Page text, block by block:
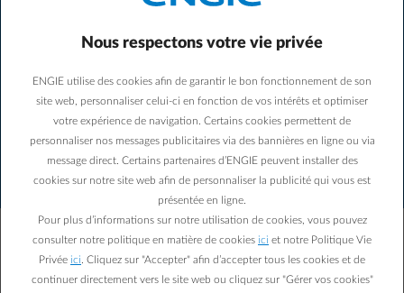
Une erreur de connexion est
survenue. Veuillez vérifier votre
connexion internet et réessayer.
Notre équipe a été informée de cette erreur. Notez
cet identifiant : SFVQ-6213. Communiquez-le au
support si le problème persiste.
Nous respectons votre vie privée
ENGIE utilise des cookies afin de garantir le bon fonctionnement de son
site web, personnaliser celui-ci en fonction de vos intérêts et optimiser
votre expérience de navigation. Certains cookies permettent de
personnaliser nos messages publicitaires via des bannières en ligne ou via
message direct. Certains partenaires d’ENGIE peuvent installer des
cookies sur notre site web afin de personnaliser la publicité qui vous est
présentée en ligne.
Pour plus d’informations sur notre utilisation de cookies, vous pouvez
consulter notre politique en matière de cookies ici et notre Politique Vie
Privée ici . Cliquez sur "Accepter" afin d’accepter tous les cookies et de
continuer directement vers le site web ou cliquez sur "Gérer vos cookies"